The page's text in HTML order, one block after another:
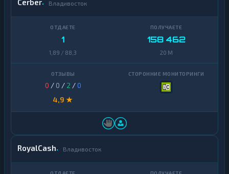
Cerber Владивосток
1
1,89 / 88,3
158 462
20 M
0 / 0 / 2 /0
4,9 ★
RoyalCash Владивосток